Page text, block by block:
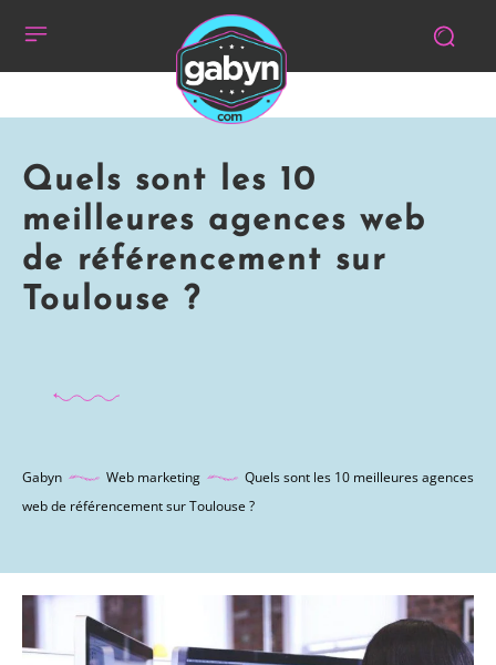
Quels sont les 10
meilleures agences web
de référencement sur
Toulouse ?
Gabyn Web marketing
Quels sont les 10 meilleures agences
web de référencement sur Toulouse ?